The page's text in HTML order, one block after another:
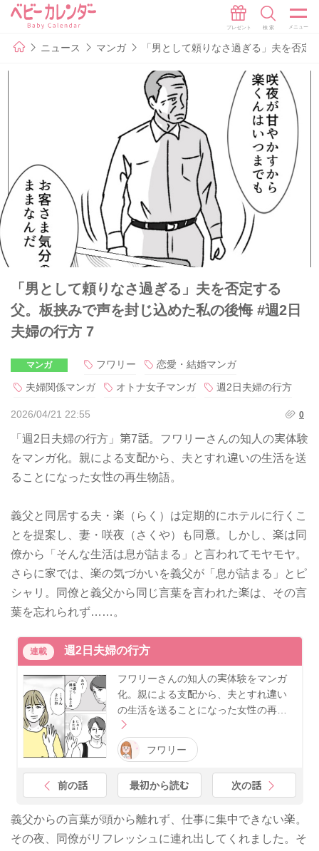
ニュース マンガ 「男として頼りなさ過ぎる」夫を否
「男として頼りなさ過ぎる」夫を否定する
父。板挟みで声を封じ込めた私の後悔 #週2日
夫婦の行方 7
マンガ フワリー
恋愛・結婚マンガ
夫婦関係マンガ
オトナ女子マンガ 週2日夫婦の行方
2026/04/21 22:55 0
「週2日夫婦の行方」第7話。フワリーさんの知人の実体験
をマンガ化。親による支配から、夫とすれ違いの生活を送
ることになった女性の再生物語。
義父と同居する夫・楽（らく）は定期的にホテルに行くこ
とを提案し、妻・咲夜（さくや）も同意。しかし、楽は同
僚から「そんな生活は息が詰まる」と言われてモヤモヤ。
さらに家では、楽の気づかいを義父が「息が詰まる」とピ
シャリ。同僚と義父から同じ言葉を言われた楽は、その言
葉を忘れられず……。
連載 週2日夫婦の行方
フワリーさんの知人の実体験をマンガ
化。親による支配から、夫とすれ違い
の生活を送ることになった女性の再…
フワリー
前の話 最初から読む 次の話
義父からの言葉が頭から離れず、仕事に集中できない楽。
その夜、同僚がリフレッシュに連れ出してくれました。そ